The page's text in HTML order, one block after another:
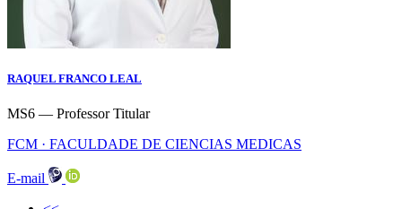
RAQUEL FRANCO LEAL
MS6 — Professor Titular
FCM · FACULDADE DE CIENCIAS MEDICAS
E-mail